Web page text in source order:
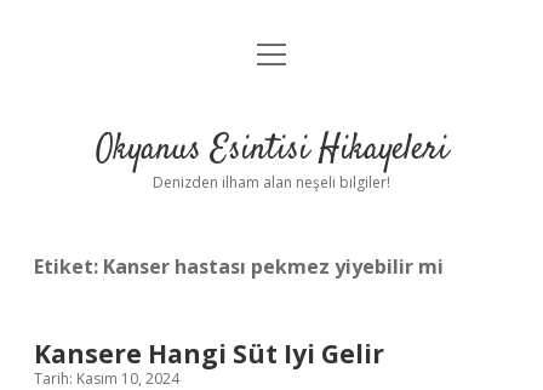
Anasayfa
Yasal Uyarı
menüyü
Okyanus Esintisi Hikayeleri
Denizden ilham alan neşeli bilgiler!
Etiket: Kanser hastası pekmez yiyebilir mi
Kansere Hangi Süt Iyi Gelir
Tarih: Kasım 10, 2024